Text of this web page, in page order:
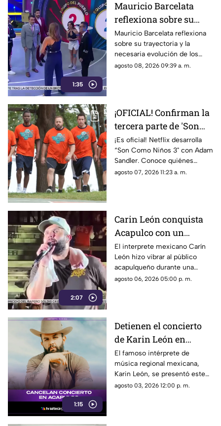
1:35
Mauricio Barcelata
reflexiona sobre su
paso por Venga la
Alegría y el impacto de
las redes sociales en la
televisión
Mauricio Barcelata reflexiona
sobre su trayectoria y la
necesaria evolución de los
medios.
agosto 08, 2026 09:39 a. m.
¡OFICIAL! Confirman la
tercera parte de 'Son
Como Niños' con Adam
Sandler.
¡Es oficial! Netflix desarrolla
“Son Como Niños 3" con Adam
Sandler. Conoce quiénes
podrían regresar al elenco.
agosto 07, 2026 11:23 a. m.
2:07
Carin León conquista
Acapulco con un
emotivo concierto,
aunque el clima obliga
a acortar la velada
El interprete mexicano Carín
León hizo vibrar al público
acapulqueño durante una
velada repleta de música,
género regional mexicano.
agosto 06, 2026 05:00 p. m.
1:15
Detienen el concierto
de Karin León en
Acapulco por
condiciones climáticas
El famoso intérprete de
música regional mexicana,
Karin León, se presentó este
fin de semana en Acapulco
agosto 03, 2026 12:00 p. m.